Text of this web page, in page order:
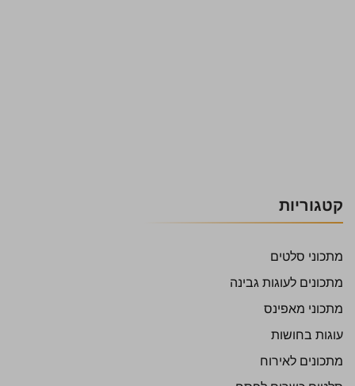
קטגוריות
מתכוני סלטים
מתכונים לעוגות גבינה
מתכוני מאפינס
עוגות בחושות
מתכונים לאירוח